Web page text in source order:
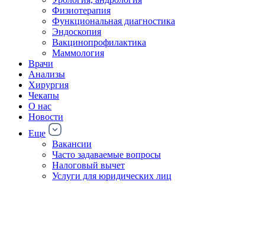
Физиотерапия
Функциональная диагностика
Эндоскопия
Вакцинопрофилактика
Маммология
Врачи
Анализы
Хирургия
Чекапы
О нас
Новости
Еще
Вакансии
Часто задаваемые вопросы
Налоговый вычет
Услуги для юридических лиц